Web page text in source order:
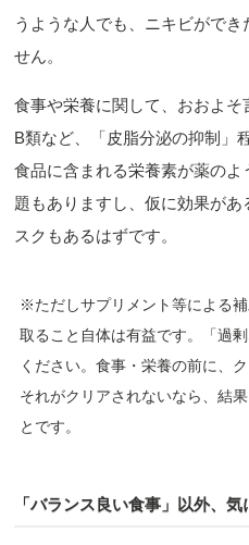
うような人でも、ニキビがで
せん。
食事や栄養に関して、おおよ
B類など、「皮脂分泌の抑制」
食品に含まれる栄養素が薬の
題もありますし、仮に効果が
スクもあるはずです。
※ただしサプリメント等による
取ること自体は有益です。「過
ください。食事・栄養の前に、
それがクリアされないなら、結
とです。
「バランス良い食事」以外、